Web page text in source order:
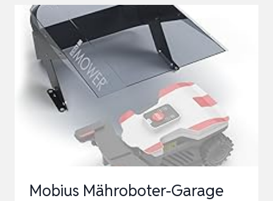
RASENMÄHER
RASENROBOTER
CARPORT
ÜBERDACHUNG
MIT
METALLFÜSSEN, W
Mobius Mähroboter-Garage